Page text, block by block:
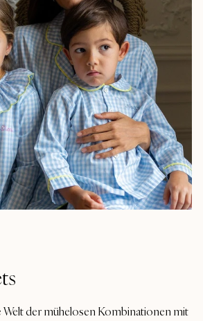
Welt der mühelosen Kombinationen mit